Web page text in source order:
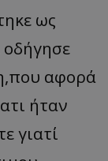
ως
αφορά
ήταν
γιατί